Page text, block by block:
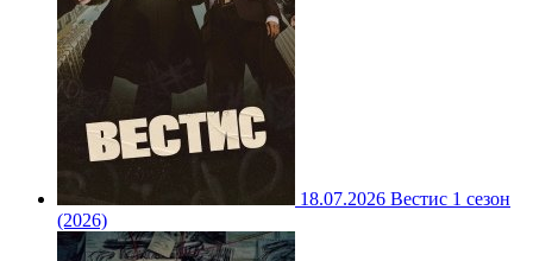
18.07.2026 Вестис 1 сезон
(2026)